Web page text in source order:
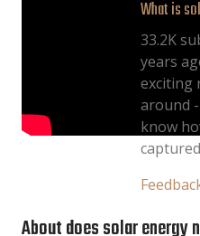
What is
33.2K
years
exciting
around
know
About does solar energy